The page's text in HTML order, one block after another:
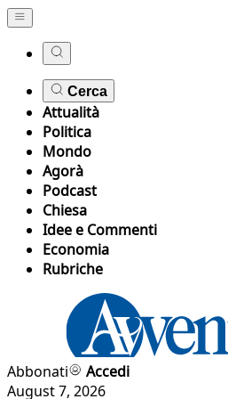
Cerca
Attualità
Politica
Mondo
Agorà
Podcast
Chiesa
Idee e Commenti
Economia
Rubriche
Abbonati
Accedi
August 7, 2026